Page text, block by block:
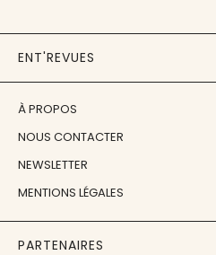
ENT'REVUES
À PROPOS
NOUS CONTACTER
NEWSLETTER
MENTIONS LÉGALES
PARTENAIRES